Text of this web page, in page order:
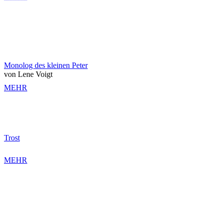
Monolog des kleinen Peter
von Lene Voigt
MEHR
Trost
MEHR